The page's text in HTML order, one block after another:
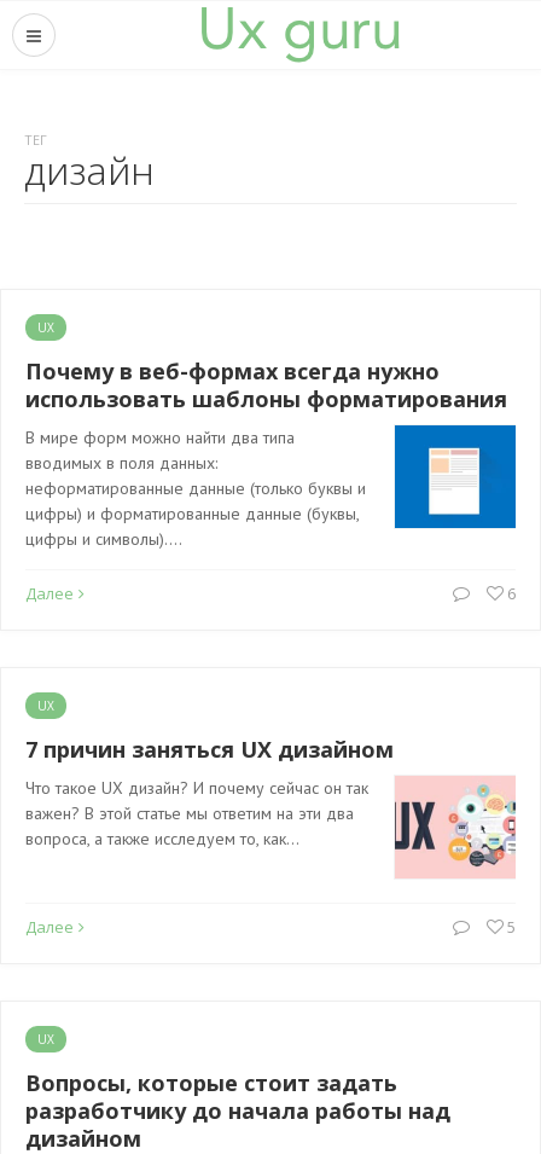
ТЕГ
дизайн
UX
Почему в веб-формах всегда нужно
использовать шаблоны форматирования
В мире форм можно найти два типа
вводимых в поля данных:
неформатированные данные (только буквы и
цифры) и форматированные данные (буквы,
цифры и символы).…
Далее 6
UX
7 причин заняться UX дизайном
Что такое UX дизайн? И почему сейчас он так
важен? В этой статье мы ответим на эти два
вопроса, а также исследуем то, как…
Далее 5
UX
Вопросы, которые стоит задать
разработчику до начала работы над
дизайном